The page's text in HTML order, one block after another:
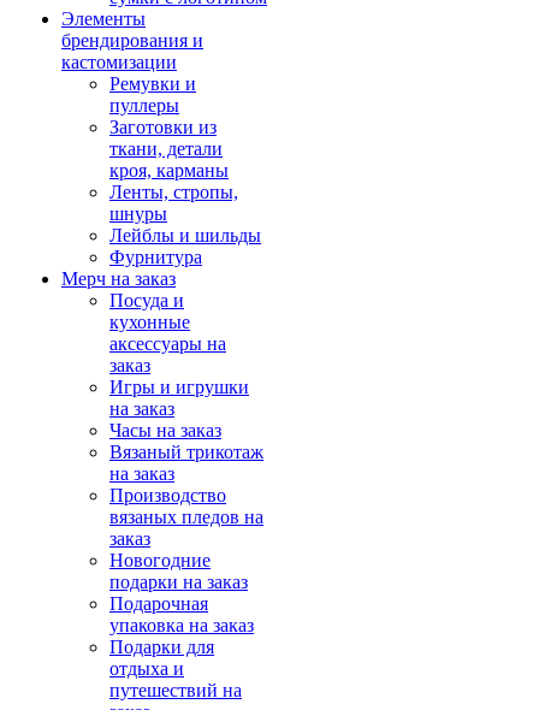
Элементы
брендирования и
кастомизации
Ремувки и
пуллеры
Заготовки из
ткани, детали
кроя, карманы
Ленты, стропы,
шнуры
Лейблы и шильды
Фурнитура
Мерч на заказ
Посуда и
кухонные
аксессуары на
заказ
Игры и игрушки
на заказ
Часы на заказ
Вязаный трикотаж
на заказ
Производство
вязаных пледов на
заказ
Новогодние
подарки на заказ
Подарочная
упаковка на заказ
Подарки для
отдыха и
путешествий на